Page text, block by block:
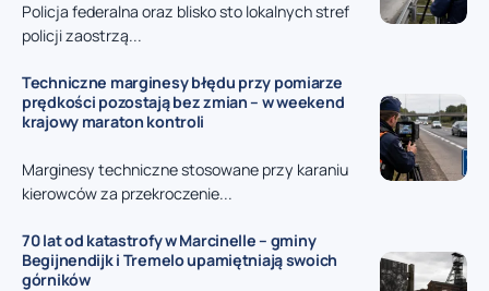
Policja federalna oraz blisko sto lokalnych stref
policji zaostrzą...
Techniczne marginesy błędu przy pomiarze
prędkości pozostają bez zmian – w weekend
krajowy maraton kontroli
Marginesy techniczne stosowane przy karaniu
kierowców za przekroczenie...
70 lat od katastrofy w Marcinelle – gminy
Begijnendijk i Tremelo upamiętniają swoich
górników